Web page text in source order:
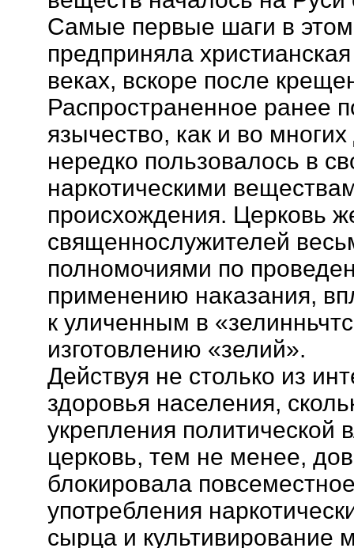
Самые первые шаги в
предприняла
веках, вскоре после
Распространенное ранее
язычество, как и во многих
нередко пользовалось в
наркотическими
происхождения. Церковь
священнослужителей
полномочиями по
применению наказания,
к уличенным в
изготовлению «зелий».
Действуя не столько из
здоровья населения,
укрепления политической
церковь, тем не менее,
блокировала
употребления
сырца и культивирование